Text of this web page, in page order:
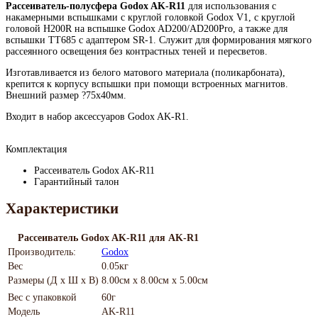
Рассеиватель-полусфера Godox AK-R11 для использования с
накамерными вспышками с круглой головкой Godox V1, с круглой
головой H200R на вспышке Godox AD200/AD200Pro, а также для
вспышки TT685 с адаптером SR-1. Служит для формирования мягкого
рассеянного освещения без контрастных теней и пересветов.
Изготавливается из белого матового материала (поликарбоната),
крепится к корпусу вспышки при помощи встроенных магнитов.
Внешний размер ?75х40мм.
Входит в набор аксессуаров Godox AK-R1.
Комплектация
Рассеиватель Godox AK-R11
Гарантийный талон
Характеристики
Рассеиватель Godox AK-R11 для AK-R1
Производитель:
Godox
Вес
0.05кг
Размеры (Д х Ш х В) 8.00см x 8.00см x 5.00см
Вес с упаковкой
60г
Модель
AK-R11